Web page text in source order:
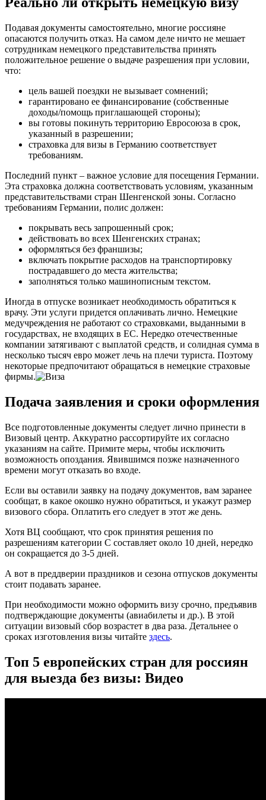
Подавая документы самостоятельно, многие россияне
опасаются получить отказ. На самом деле ничто не мешает
сотрудникам немецкого представительства принять
положительное решение о выдаче разрешения при условии,
что:
цель вашей поездки не вызывает сомнений;
гарантировано ее финансирование (собственные
доходы/помощь приглашающей стороны);
вы готовы покинуть территорию Евросоюза в срок,
указанный в разрешении;
страховка для визы в Германию соответствует
требованиям.
Последний пункт – важное условие для посещения Германии.
Эта страховка должна соответствовать условиям, указанным
представительствами стран Шенгенской зоны. Согласно
требованиям Германии, полис должен:
покрывать весь запрошенный срок;
действовать во всех Шенгенских странах;
оформляться без франшизы;
включать покрытие расходов на транспортировку
пострадавшего до места жительства;
заполняться только машинописным текстом.
Иногда в отпуске возникает необходимость обратиться к
врачу. Эти услуги придется оплачивать лично. Немецкие
медучреждения не работают со страховками, выданными в
государствах, не входящих в ЕС. Нередко отечественные
компании затягивают с выплатой средств, и солидная сумма в
несколько тысяч евро может лечь на плечи туриста. Поэтому
некоторые предпочитают обращаться в немецкие страховые
фирмы.
Подача заявления и сроки оформления
Все подготовленные документы следует лично принести в
Визовый центр. Аккуратно рассортируйте их согласно
указаниям на сайте. Примите меры, чтобы исключить
возможность опоздания. Явившимся позже назначенного
времени могут отказать во входе.
Если вы оставили заявку на подачу документов, вам заранее
сообщат, в какое окошко нужно обратиться, и укажут размер
визового сбора. Оплатить его следует в этот же день.
Хотя ВЦ сообщают, что срок принятия решения по
разрешениям категории С составляет около 10 дней, нередко
он сокращается до 3-5 дней.
А вот в преддверии праздников и сезона отпусков документы
стоит подавать заранее.
При необходимости можно оформить визу срочно, предъявив
подтверждающие документы (авиабилеты и др.). В этой
ситуации визовый сбор возрастет в два раза. Детальнее о
сроках изготовления визы читайте здесь.
Топ 5 европейских стран для россиян
для выезда без визы: Видео